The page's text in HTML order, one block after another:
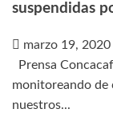
ser
entrega”
suspendidas
marzo 19, 2020
Prensa
monitoreando de
nuestros...